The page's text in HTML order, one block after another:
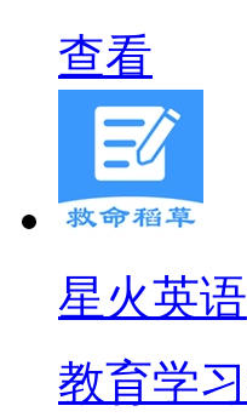
查看
星火英语
教育学习